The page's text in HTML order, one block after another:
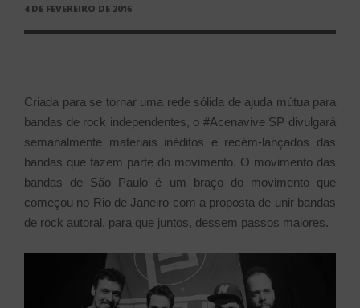
PUBLICADO
4 DE FEVEREIRO DE 2016
Criada para se tornar uma rede sólida de ajuda mútua para
bandas de rock independentes, o #Acenavive SP divulgará
semanalmente materiais inéditos e recém-lançados das
bandas que fazem parte do movimento. O movimento das
bandas de São Paulo é um braço do movimento que
começou no Rio de Janeiro com a proposta de unir bandas
de rock autoral, para que juntos, dessem passos maiores.